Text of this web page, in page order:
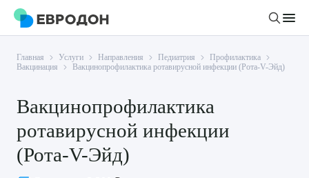
Личный кабинет
О компании
Новости
Статьи
Руководство клиники
Врачи
Главная Услуги Направления Педиатрия
Профилактика
Вакцинация
Вакцинопрофилактика ротавирусной инфекции (Рота-V-Эйд)
Вакцинопрофилактика
ротавирусной инфекции
(Рота-V-Эйд)